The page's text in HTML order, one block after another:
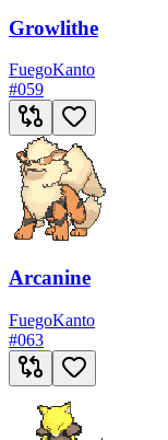
Growlithe
FuegoKanto
#059
Arcanine
FuegoKanto
#063